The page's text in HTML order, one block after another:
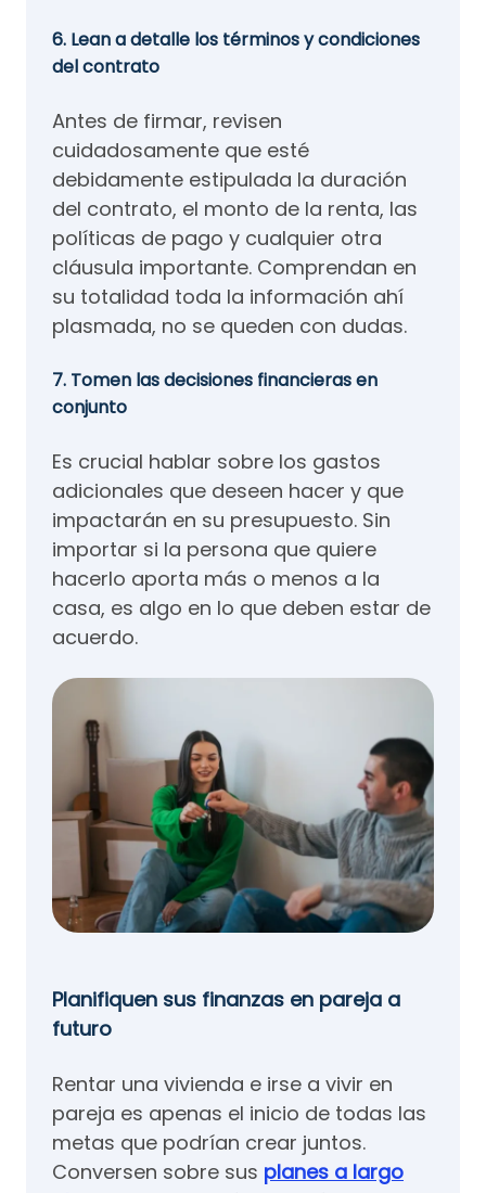
6. Lean a detalle los términos y condiciones
del contrato
Antes de firmar, revisen
cuidadosamente que esté
debidamente estipulada la duración
del contrato, el monto de la renta, las
políticas de pago y cualquier otra
cláusula importante. Comprendan en
su totalidad toda la información ahí
plasmada, no se queden con dudas.
7. Tomen las decisiones financieras en
conjunto
Es crucial hablar sobre los gastos
adicionales que deseen hacer y que
impactarán en su presupuesto. Sin
importar si la persona que quiere
hacerlo aporta más o menos a la
casa, es algo en lo que deben estar de
acuerdo.
Planifiquen sus finanzas en pareja a
futuro
Rentar una vivienda e irse a vivir en
pareja es apenas el inicio de todas las
metas que podrían crear juntos.
Conversen sobre sus planes a largo